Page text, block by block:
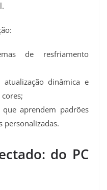
de resfriamento
dinâmica e
que aprendem padrões
personalizadas.
do PC